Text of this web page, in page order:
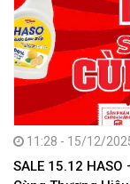
11:28 - 15/12/
SALE 15.12